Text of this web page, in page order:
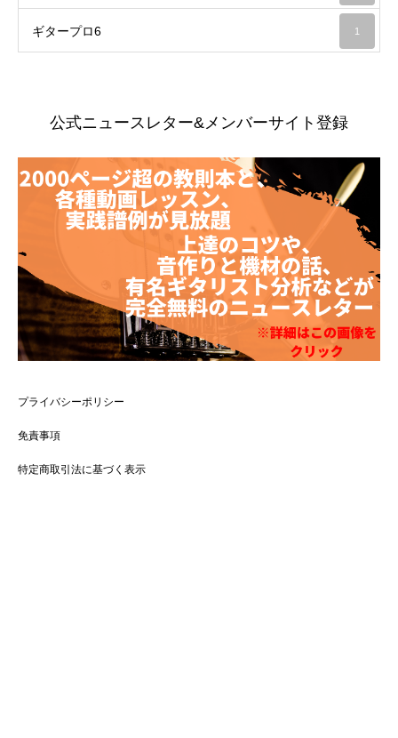
ギタープロ6 1
公式ニュースレター&メンバーサイト登録
プライバシーポリシー
免責事項
特定商取引法に基づく表示